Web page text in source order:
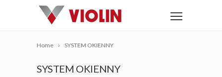
Home SYSTEM OKIENNY
SYSTEM OKIENNY